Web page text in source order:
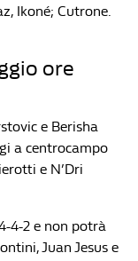
Ikoné; Cutrone.
ore
e Berisha
a centrocampo
e N’Dri
4-2 e non potrà
Juan Jesus e